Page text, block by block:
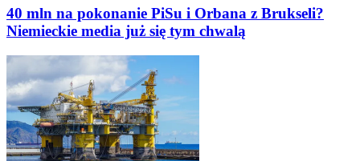
40 mln na pokonanie PiSu i Orbana z Brukseli?
Niemieckie media już się tym chwalą